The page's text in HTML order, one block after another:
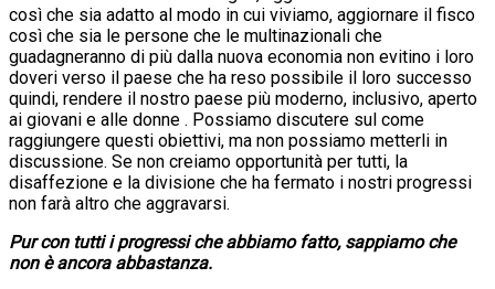
così che sia adatto al modo in cui viviamo, aggiornare il fisco
così che sia le persone che le multinazionali che
guadagneranno di più dalla nuova economia non evitino i loro
doveri verso il paese che ha reso possibile il loro successo
quindi, rendere il nostro paese più moderno, inclusivo, aperto
ai giovani e alle donne . Possiamo discutere sul come
raggiungere questi obiettivi, ma non possiamo metterli in
discussione. Se non creiamo opportunità per tutti, la
disaffezione e la divisione che ha fermato i nostri progressi
non farà altro che aggravarsi.
Pur con tutti i progressi che abbiamo fatto, sappiamo che
non è ancora abbastanza.